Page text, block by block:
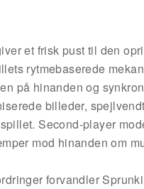
et frisk pust til den
rytmebaserede
på hinanden og
billeder,
Second-player
mod hinanden om
forvandler